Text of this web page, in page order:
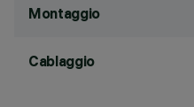
Montaggio
Cablaggio